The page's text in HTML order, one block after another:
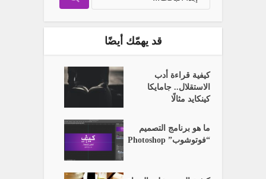
قد يهمّك أيضًا
كيفية قراءة أدب
الاستقلال.. جامايكا
كينكايد مثالًا
ما هو برنامج التصميم
“فوتوشوب” Photoshop